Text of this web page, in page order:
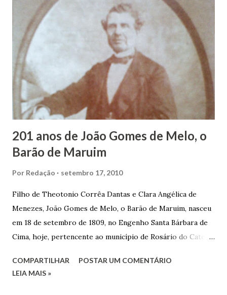
estudos, e então passou a colocar o trabalho em primeiro
plano para auxiliar na renda familiar. No comércio foi
garçon, dono de bar, de armarinho e depois de uma
panificação. “Ao contrário de muitos, que renegam suas
raízes e procuram obscurecer seu passado, orgulhava-se
em defender o pão como garçon, tendo incontáveis vezes
que trabalhar copiosamente fora de seu horário normal em
trocas de gorjetas que c...
201 anos de João Gomes de Melo, o
Barão de Maruim
Por Redação setembro 17, 2010
Filho de Theotonio Corrêa Dantas e Clara Angélica de
Menezes, João Gomes de Melo, o Barão de Maruim, nasceu
em 18 de setembro de 1809, no Engenho Santa Bárbara de
Cima, hoje, pertencente ao município de Rosário do Catete.
José de Faro Leitão, porém o casamento acabou com o
COMPARTILHAR
POSTAR UM COMENTÁRIO
LEIA MAIS »